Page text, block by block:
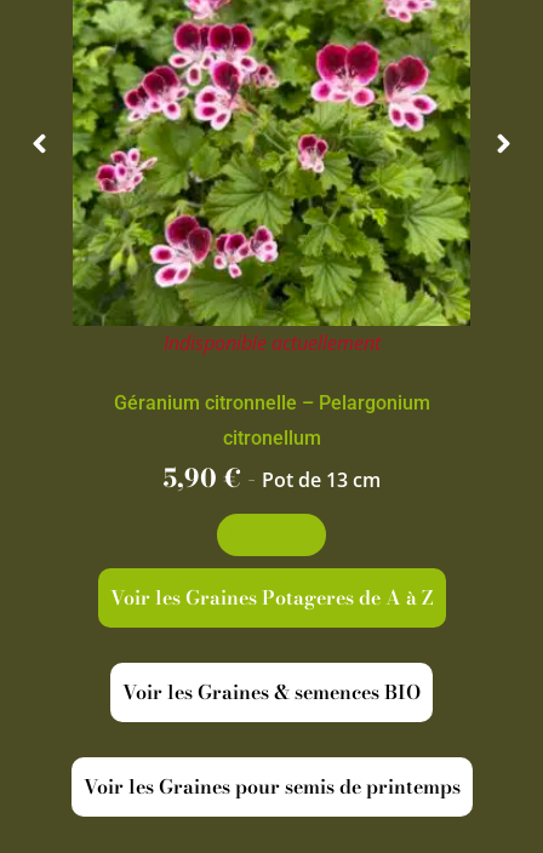
Indisponible actuellement
Géranium citronnelle – Pelargonium
citronellum
5,90€ - Pot de 13 cm
Voir les Graines Potageres de A à Z
Voir les Graines & semences BIO
Voir les Graines pour semis de printemps